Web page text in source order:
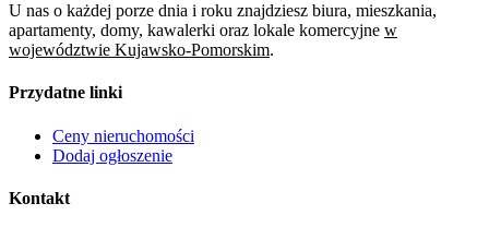
U nas o każdej porze dnia i roku znajdziesz biura, mieszkania,
apartamenty, domy, kawalerki oraz lokale komercyjne w
województwie Kujawsko-Pomorskim.
Przydatne linki
Ceny nieruchomości
Dodaj ogłoszenie
Kontakt